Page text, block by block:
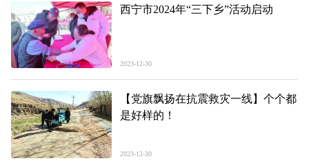
西宁市2024年“三下乡”活动启动
2023-12-30
【党旗飘扬在抗震救灾一线】个个都
是好样的！
2023-12-30